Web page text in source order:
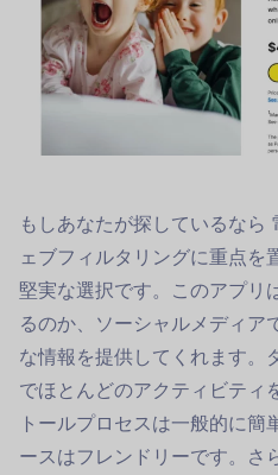
もしあなたが探しているなら
ェブフィルタリングに重点を
堅実な選択です。このアプリ
るのか、ソーシャルメディア
な情報を提供してくれます。
でほとんどのアクティビティ
トールプロセスは一般的に
ースはフレンドリーです。さ